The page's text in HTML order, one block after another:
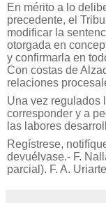
En mérito a lo
precedente, el
modificar la
otorgada en
y confirmarla en
Con costas de
relaciones
Una vez regulados
corresponder y a
las labores
Regístrese,
devuélvase.- F.
parcial). F. A.